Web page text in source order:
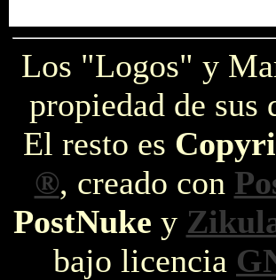
Los "Logos" y
propiedad de sus
El resto es
®, creado con
PostNuke y
bajo licencia